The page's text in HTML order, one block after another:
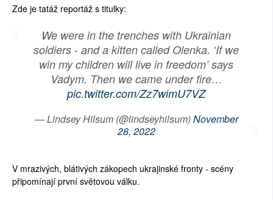
Zde je tatáž reportáž s titulky:
We were in the trenches with Ukrainian
soldiers - and a kitten called Olenka. ‘If we
win my children will live in freedom’ says
Vadym. Then we came under fire…
pic.twitter.com/Zz7wimU7VZ
— Lindsey Hilsum (@lindseyhilsum)November
28, 2022
V mrazivých, blátivých zákopech ukrajinské fronty - scény
připomínají první světovou válku.